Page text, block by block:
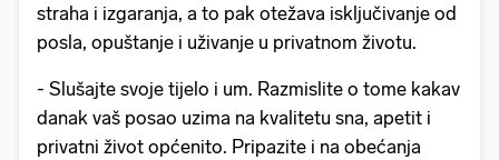
straha i izgaranja, a to pak otežava isključivanje od
posla, opuštanje i uživanje u privatnom životu.
- Slušajte svoje tijelo i um. Razmislite o tome kakav
danak vaš posao uzima na kvalitetu sna, apetit i
privatni život općenito. Pripazite i na obećanja